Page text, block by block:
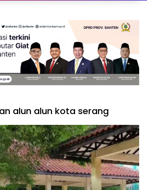
alun alun kota serang